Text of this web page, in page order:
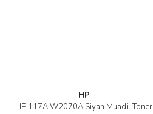
HP
HP 117A W2070A Siyah Muadil Toner